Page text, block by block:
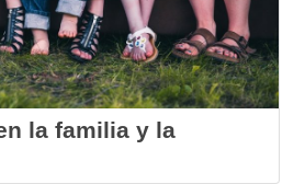
la familia y la